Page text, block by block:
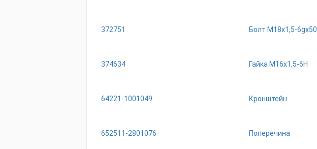
372751 Болт М18х1,5-6gх50
374634 Гайка М16х1,5-6Н
64221-1001049 Кронштейн
652511-2801076 Поперечина